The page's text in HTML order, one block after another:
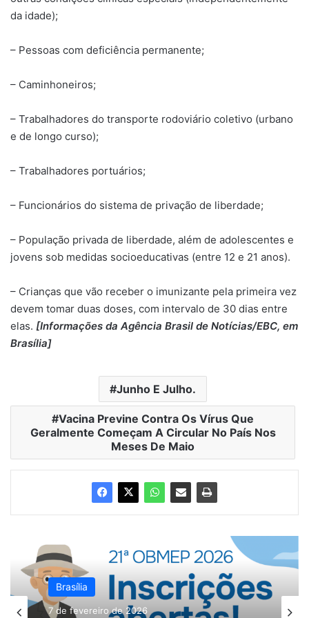
da idade);
– Pessoas com deficiência permanente;
– Caminhoneiros;
– Trabalhadores do transporte rodoviário coletivo (urbano
e de longo curso);
– Trabalhadores portuários;
– Funcionários do sistema de privação de liberdade;
– População privada de liberdade, além de adolescentes e
jovens sob medidas socioeducativas (entre 12 e 21 anos).
– Crianças que vão receber o imunizante pela primeira vez
devem tomar duas doses, com intervalo de 30 dias entre
elas. [Informações da Agência Brasil de Notícias/EBC, em
Brasília]
Junho E Julho.
Vacina Previne Contra Os Vírus Que
Geralmente Começam A Circular No País Nos
Meses De Maio
Brasília
Brasília